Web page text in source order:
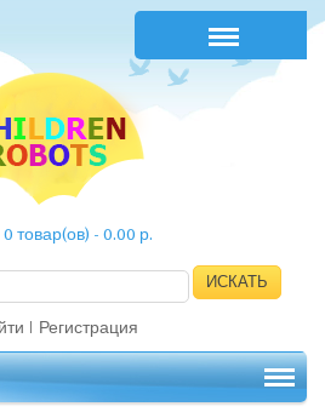
ИСКАТЬ
Регистрация
0 товар(ов) - 0.00 р.